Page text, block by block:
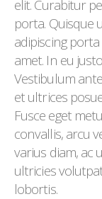
elit. Curabitur
porta.
adipiscing
amet. In eu
Vestibulum
et ultrices
Fusce eget
convallis, arcu
varius diam, ac
ultricies
lobortis.